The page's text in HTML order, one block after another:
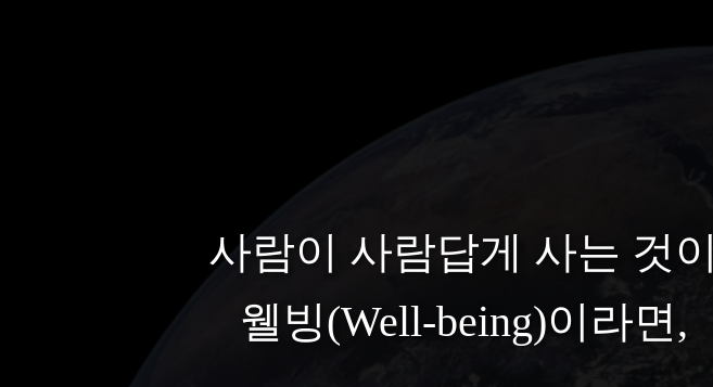
사람이 사람답게 사는 것이
웰빙(Well-being)이라면,